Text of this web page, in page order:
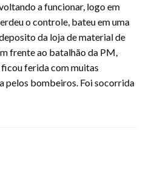
a funcionar, logo em
o controle, bateu em uma
da loja de material de
frente ao batalhão da PM,
ficou ferida com muitas
pelos bombeiros. Foi socorrida